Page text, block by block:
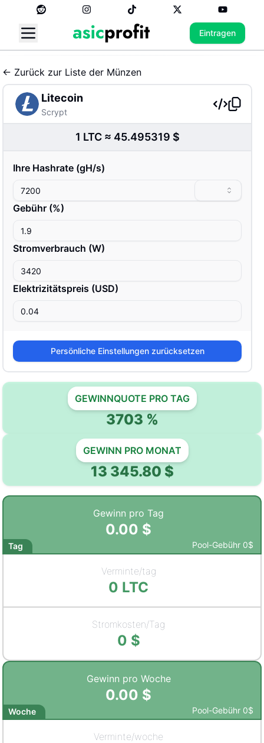
Eintragen
← Zurück zur Liste der Münzen
Litecoin
Scrypt
1 LTC≈ 45.495319 $
Ihre Hashrate (gH/s)
Gebühr (%)
Stromverbrauch (W)
Elektrizitätspreis (USD)
Persönliche Einstellungen zurücksetzen
GEWINNQUOTE PRO TAG
3703 %
GEWINN PRO MONAT
13 345.80 $
Gewinn pro Tag
0.00 $
Tag Pool-Gebühr 0$
Verminte/tag
0 LTC
Stromkosten/Tag
0 $
Gewinn pro Woche
0.00 $
Woche Pool-Gebühr 0$
Verminte/woche